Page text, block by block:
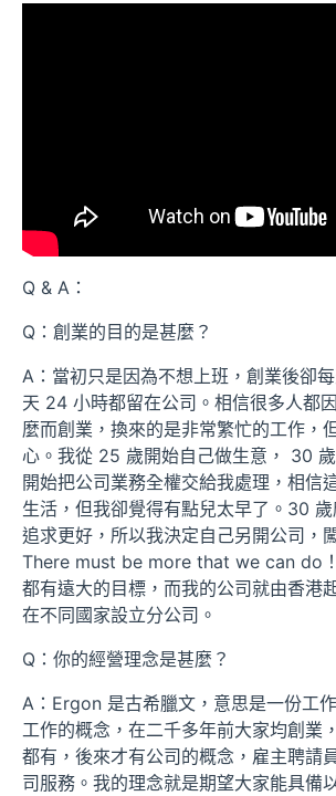
Q & A：
Q：創業的目的是甚麼？
A：當初只是因為不想上班，創業後卻
天 24 小時都留在公司。相信很多人都
麼而創業，換來的是非常繁忙的工作，
心。我從 25 歲開始自己做生意， 30
開始把公司業務全權交給我處理，相信
生活，但我卻覺得有點兒太早了。30 歲
追求更好，所以我決定自己另開公司，
There must be more that we can do
都有遠大的目標，而我的公司就由香港
在不同國家設立分公司。
Q：你的經營理念是甚麼？
A：Ergon 是古希臘文，意思是一份工
工作的概念，在二千多年前大家均創業
都有，後來才有公司的概念，雇主聘請
司服務。我的理念就是期望大家能具備